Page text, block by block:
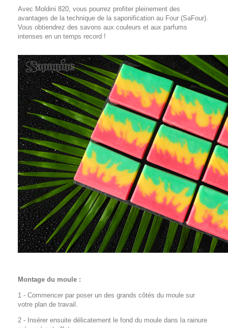
Avec Moldini 820, vous pourrez profiter pleinement des
avantages de la technique de la saponification au Four (SaFour).
Vous obtiendrez des savons aux couleurs et aux parfums
intenses en un temps record !
Montage du moule :
1 - Commencer par poser un des grands côtés du moule sur
votre plan de travail.
2 - Insérer ensuite délicatement le fond du moule dans la rainure